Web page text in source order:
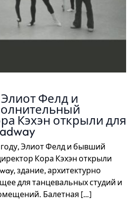
Элиот Фелд и
Кэхэн открыли для
году, Элиот Фелд и бывший
Кора Кэхэн открыли
здание, архитектурно
для танцевальных студий и
Балетная […]